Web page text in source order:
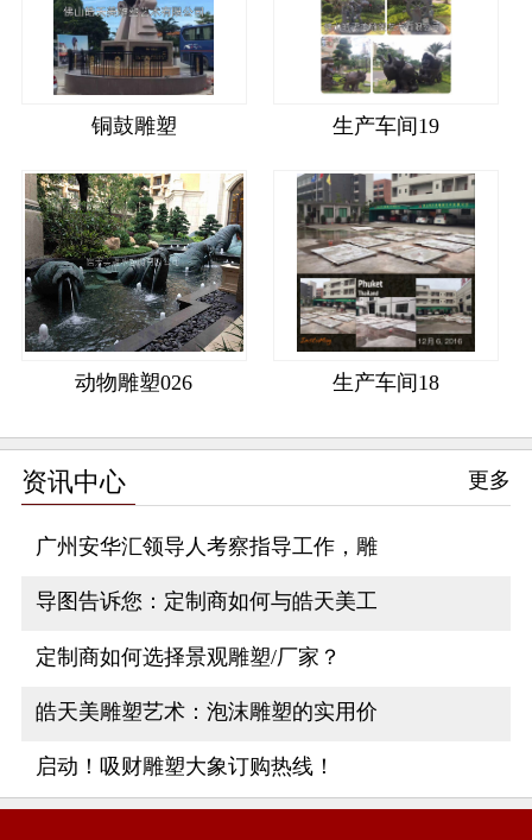
铜鼓雕塑 生产车间19
动物雕塑026 生产车间18
资讯中心 更多
广州安华汇领导人考察指导工作，雕
导图告诉您：定制商如何与皓天美工
定制商如何选择景观雕塑/厂家？
皓天美雕塑艺术：泡沫雕塑的实用价
启动！吸财雕塑大象订购热线！